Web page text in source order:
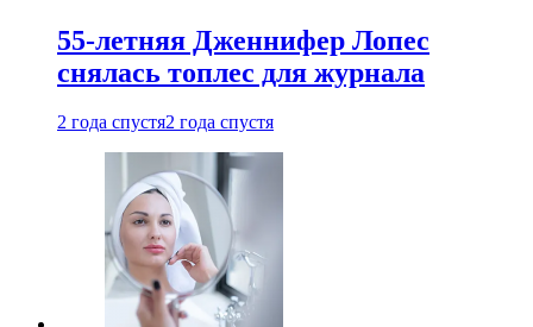
55-летняя Дженнифер Лопес
снялась топлес для журнала
2 года спустя2 года спустя